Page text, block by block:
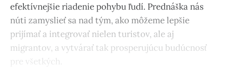
efektívnejšie riadenie pohybu ľudí. Prednáška nás
núti zamyslieť sa nad tým, ako môžeme lepšie
prijímať a integrovať nielen turistov, ale aj
migrantov, a vytvárať tak prosperujúcu budúcnosť
pre všetkých.